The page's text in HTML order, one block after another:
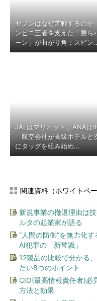
セブンはなぜ苦戦するの
ンビニ王者を支えた「勝ち
ーン」が曲がり角：スピン
JALはマリオット、ANAは
航空会社が高級ホテルと
にタッグを組み始め...
関連資料（ホワイトペー
新規事業の撤退理由は
ルタの起業家が語る
“人間の防御”を無力化
AI犯罪の「新常識」
12製品の比較で分かる
たい8つのポイント
CIO(最高情報責任者)必
方法と効果